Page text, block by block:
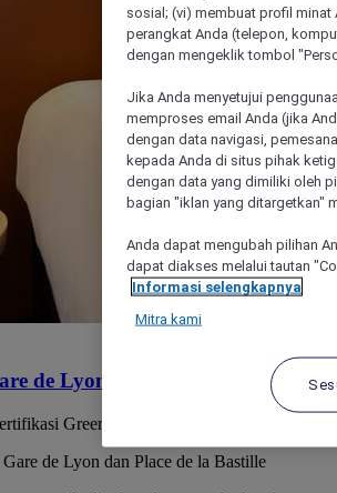
de Lyon Ledru Rollin 12ème
Green Key
de Lyon dan Place de la Bastille
sosial; (vi) membuat profil
perangkat Anda (telepon,
dengan mengeklik tombol
Jika Anda menyetujui
memproses email Anda (jika
dengan data navigasi,
kepada Anda di situs pihak
dengan data yang dimiliki oleh
bagian "iklan yang ditargetkan"
Anda dapat mengubah pilihan
dapat diakses melalui tautan
Informasi selengkapnya
Mitra kami